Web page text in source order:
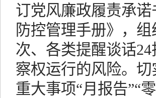
订党风廉政履责承
防控管理手册》，
次、各类提醒谈话
察权运行的风险。
重大事项“月报告”“